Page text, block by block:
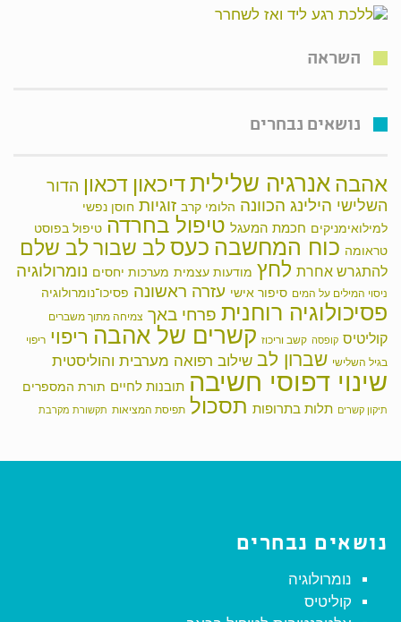
השראה
נושאים נבחרים
אהבה אנרגיה שליליתדיכאון דכאון הדור
השלישי הילינג הכוונה הלומי קרב זוגיות חוסן נפשי
למילואימניקים חכמת המעגל טיפול בחרדה טיפול בפוסט
טראומה כוח המחשבה כעס לב שבור לב שלם
להתגרש אחרת לחץ מודעות עצמית מערכות יחסים נומרולוגיה
ניסוי המילים על המים סיפור אישי עזרה ראשונה פסיכו־נומרולוגיה
פסיכולוגיה רוחנית פרחי באך צמיחה מתוך משברים
קוליטיס קופסה קשב וריכוז קשרים של אהבה ריפוי ריפוי
בגיל השלישי שברון לב שילוב רפואה מערבית והוליסטית
שינוי דפוסי חשיבה תובנות לחיים תורת המספרים
תיקון קשרים תלות בתרופות תסכול תפיסת המציאות תקשורת מקרבת
נושאים נבחרים
נומרולוגיה
קוליטיס